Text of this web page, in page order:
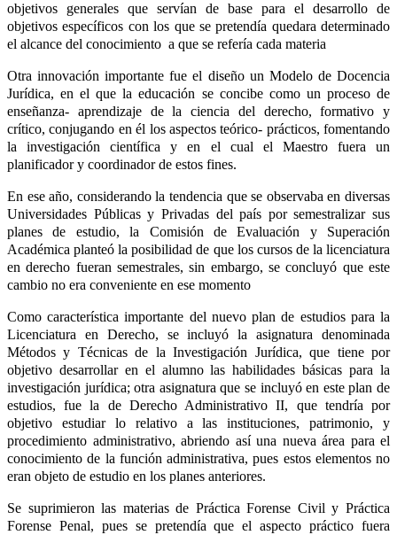
objetivos generales que servían de base para el desarrollo de
objetivos específicos con los que se pretendía quedara determinado
el alcance del conocimiento a que se refería cada materia
Otra innovación importante fue el diseño un Modelo de Docencia
Jurídica, en el que la educación se concibe como un proceso de
enseñanza- aprendizaje de la ciencia del derecho, formativo y
crítico, conjugando en él los aspectos teórico- prácticos, fomentando
la investigación científica y en el cual el Maestro fuera un
planificador y coordinador de estos fines.
En ese año, considerando la tendencia que se observaba en diversas
Universidades Públicas y Privadas del país por semestralizar sus
planes de estudio, la Comisión de Evaluación y Superación
Académica planteó la posibilidad de que los cursos de la licenciatura
en derecho fueran semestrales, sin embargo, se concluyó que este
cambio no era conveniente en ese momento
Como característica importante del nuevo plan de estudios para la
Licenciatura en Derecho, se incluyó la asignatura denominada
Métodos y Técnicas de la Investigación Jurídica, que tiene por
objetivo desarrollar en el alumno las habilidades básicas para la
investigación jurídica; otra asignatura que se incluyó en este plan de
estudios, fue la de Derecho Administrativo II, que tendría por
objetivo estudiar lo relativo a las instituciones, patrimonio, y
procedimiento administrativo, abriendo así una nueva área para el
conocimiento de la función administrativa, pues estos elementos no
eran objeto de estudio en los planes anteriores.
Se suprimieron las materias de Práctica Forense Civil y Práctica
Forense Penal, pues se pretendía que el aspecto práctico fuera